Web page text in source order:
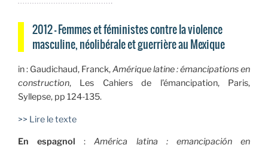
2012 — Femmes et féministes contre la violence
masculine, néolibérale et guerrière au Mexique
in : Gaudichaud, Franck,Amérique latine : émancipations en
construction, Les Cahiers de l’émancipation, Paris,
Syllepse, pp 124-135.
>> Lire le texte
En espagnol :América latina : emancipación en